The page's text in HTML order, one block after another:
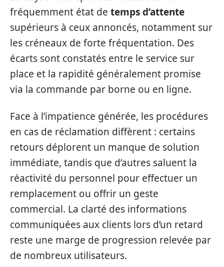
fréquemment état de temps d’attente
supérieurs à ceux annoncés, notamment sur
les créneaux de forte fréquentation. Des
écarts sont constatés entre le service sur
place et la rapidité généralement promise
via la commande par borne ou en ligne.
Face à l’impatience générée, les procédures
en cas de réclamation diffèrent : certains
retours déplorent un manque de solution
immédiate, tandis que d’autres saluent la
réactivité du personnel pour effectuer un
remplacement ou offrir un geste
commercial. La clarté des informations
communiquées aux clients lors d’un retard
reste une marge de progression relevée par
de nombreux utilisateurs.